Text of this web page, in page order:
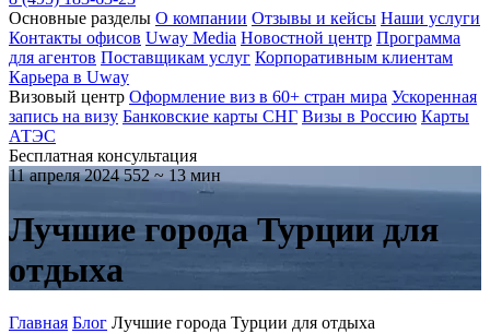
Основные разделы О компании Отзывы и кейсы Наши услуги
Контакты офисов Uway Media Новостной центр Программа
для агентов Поставщикам услуг Корпоративным клиентам
Карьера в Uway
Визовый центр Оформление виз в 60+ стран мира Ускоренная
запись на визу Банковские карты СНГ Визы в Россию Карты
АТЭС
Бесплатная консультация
11 апреля 2024 552 ~ 13 мин
Лучшие города Турции для
отдыха
Главная Блог Лучшие города Турции для отдыха